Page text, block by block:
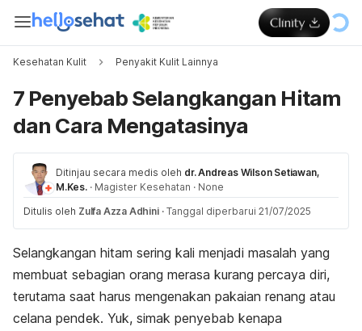
Kesehatan Kulit Penyakit Kulit Lainnya
7 Penyebab Selangkangan Hitam
dan Cara Mengatasinya
Ditinjau secara medis oleh dr. Andreas Wilson Setiawan,
M.Kes. · Magister Kesehatan · None
Ditulis oleh Zulfa Azza Adhini · Tanggal diperbarui 21/07/2025
Selangkangan hitam sering kali menjadi masalah yang
membuat sebagian orang merasa kurang percaya diri,
terutama saat harus mengenakan pakaian renang atau
celana pendek. Yuk, simak penyebab kenapa